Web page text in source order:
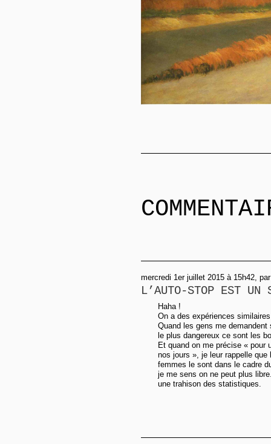
mercredi 1er juillet 2015 à 15h42,
L’AUTO-STOP EST UN
Haha !
On a des expériences
Quand les gens me
le plus dangereux ce sont les
Et quand on me précise « pour
nos jours », je leur rappelle
femmes le sont dans le cadre
je me sens on ne peut plus
une trahison des statistiques.